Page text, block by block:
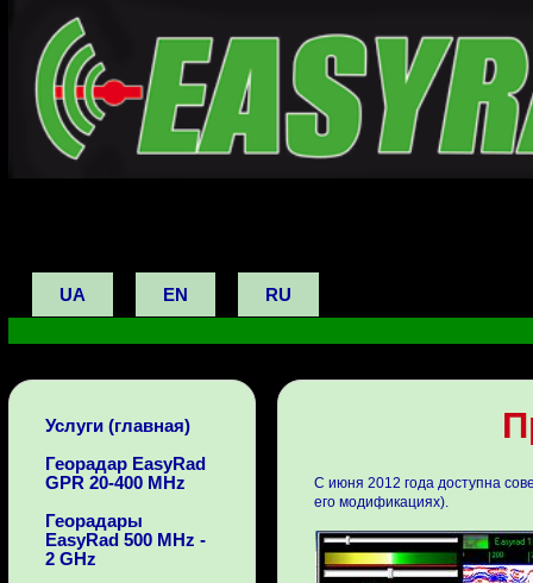
UA EN RU
Услуги (главная)
Георадар EasyRad
GPR 20-400 MHz
Георадары
EasyRad 500 MHz -
2 GHz
C июня 2012 года доступна
его модификациях).